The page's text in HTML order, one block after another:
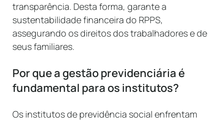
transparência. Desta forma, garante a
sustentabilidade financeira do RPPS,
assegurando os direitos dos trabalhadores e de
seus familiares.
Por que a gestão previdenciária é
fundamental para os institutos?
Os institutos de previdência social enfrentam